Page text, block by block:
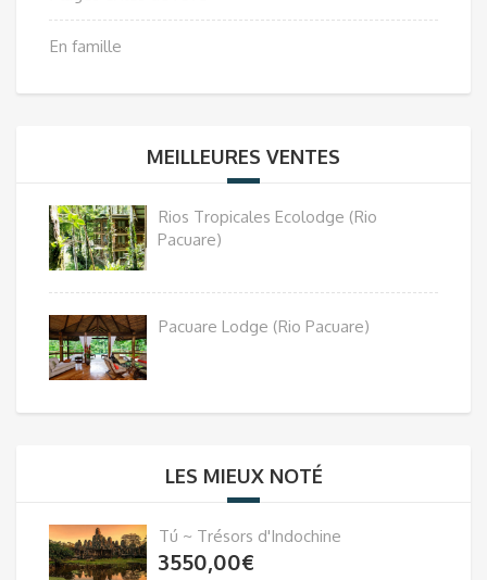
En famille
MEILLEURES VENTES
Rios Tropicales Ecolodge (Rio
Pacuare)
Pacuare Lodge (Rio Pacuare)
LES MIEUX NOTÉ
Tú ~ Trésors d'Indochine
3550,00€